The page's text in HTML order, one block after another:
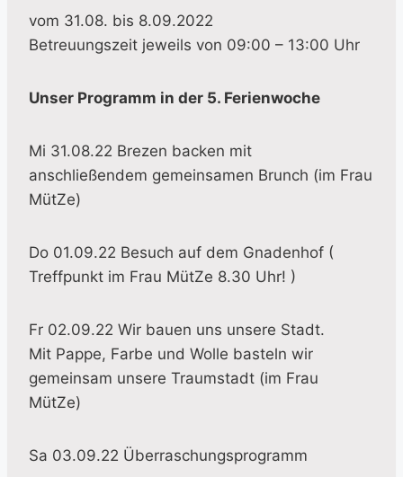
vom 31.08. bis 8.09.2022
Betreuungszeit jeweils von 09:00 – 13:00 Uhr
Unser Programm in der 5. Ferienwoche
Mi 31.08.22 Brezen backen mit
anschließendem gemeinsamen Brunch (im Frau
MütZe)
Do 01.09.22 Besuch auf dem Gnadenhof (
Treffpunkt im Frau MütZe 8.30 Uhr! )
Fr 02.09.22 Wir bauen uns unsere Stadt.
Mit Pappe, Farbe und Wolle basteln wir
gemeinsam unsere Traumstadt (im Frau
MütZe)
Sa 03.09.22 Überraschungsprogramm